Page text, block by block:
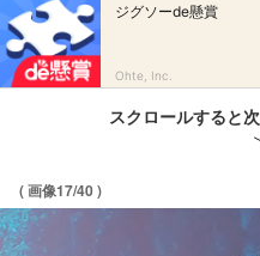
ジグソーde懸賞
Ohte, Inc.
スクロールすると
( 画像17/40 )